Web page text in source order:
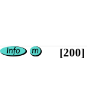
[200]